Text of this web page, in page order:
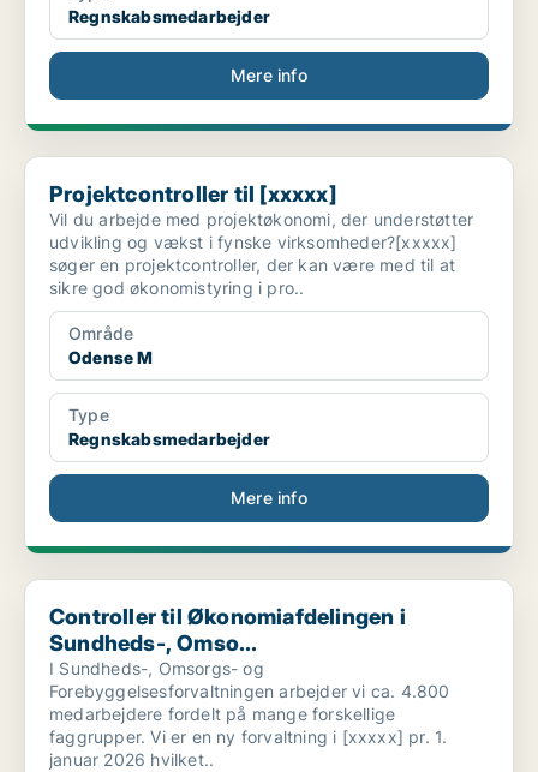
Regnskabsmedarbejder
Mere info
Projektcontroller til [xxxxx]
Projektcontroller til [xxxxx]
Vil du arbejde med projektøkonomi, der understøtter
udvikling og vækst i fynske virksomheder?[xxxxx]
søger en projektcontroller, der kan være med til at
sikre god økonomistyring i pro..
Område
Odense M
Type
Regnskabsmedarbejder
Mere info
Controller til Økonomiafdelingen i Sundheds-, Omso...
Controller til Økonomiafdelingen i
Sundheds-, Omso...
I Sundheds-, Omsorgs- og
Forebyggelsesforvaltningen arbejder vi ca. 4.800
medarbejdere fordelt på mange forskellige
faggrupper. Vi er en ny forvaltning i [xxxxx] pr. 1.
januar 2026 hvilket..